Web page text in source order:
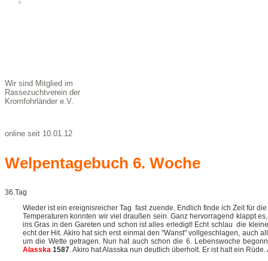
Wir sind Mitglied im
Rassezuchtverein der
Kromfohrländer e.V.
online seit 10.01.12
Welpentagebuch 6. Woche
36.Tag
Wieder ist ein ereignisreicher Tag fast zuende. Endlich finde ich Zeit für
Temperaturen konnten wir viel draußen sein. Ganz hervorragend klappt
ins Gras in den Gareten und schon ist alles erledigt! Echt schlau die
echt der Hit. Akiro hat sich erst einmal den "Wanst" vollgeschlagen, auch
um die Wette getragen. Nun hat auch schon die 6. Lebenswoche
Alasska 1587. Akiro hat Alasska nun deutlich überholt. Er ist halt ein